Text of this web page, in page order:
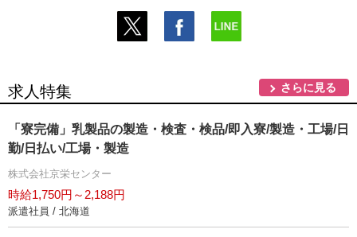
求人特集 さらに見る
「寮完備」乳製品の製造・検査・検品/即入寮/製造・工場/日
勤/日払い/工場・製造
株式会社京栄センター
時給1,750円～2,188円
派遣社員 / 北海道